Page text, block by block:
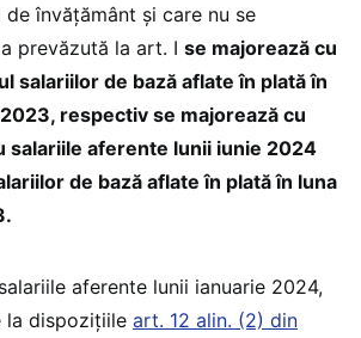
învățământ și care nu se
prevăzută la art. I se majorează cu
salariilor de bază aflate în plată în
respectiv se majorează cu
salariile aferente lunii iunie 2024
de bază aflate în plată în luna
aferente lunii ianuarie 2024,
la dispozițiile art. 12 alin. (2) din